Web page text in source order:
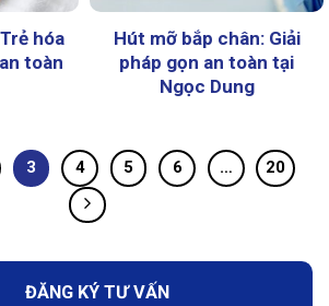
hóa
toàn
Hút mỡ bắp chân: Giải
pháp gọn an toàn tại
Ngọc Dung
3 4 5 6 … 20
ĐĂNG KÝ TƯ VẤN